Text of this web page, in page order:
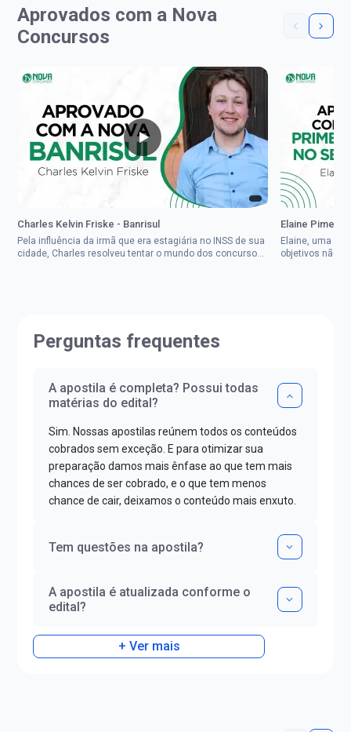
Aprovados com a Nova
Concursos
Charles Kelvin Friske - Banrisul
Pela influência da irmã que era estagiária no INSS de sua
cidade, Charles resolveu tentar o mundo dos concursos
Elaine
Elaine, uma
objetivos não
Perguntas frequentes
A apostila é completa? Possui todas
matérias do edital?
Sim. Nossas apostilas reúnem todos os conteúdos
cobrados sem exceção. E para otimizar sua
preparação damos mais ênfase ao que tem mais
chances de ser cobrado, e o que tem menos
chance de cair, deixamos o conteúdo mais enxuto.
Tem questões na apostila?
A apostila é atualizada conforme o
edital?
+ Ver mais